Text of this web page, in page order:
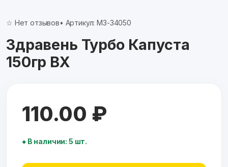
☆ Нет отзывов• Артикул: МЗ-34050
Здравень Турбо Капуста
150гр ВХ
110.00 ₽
● В наличии: 5 шт.